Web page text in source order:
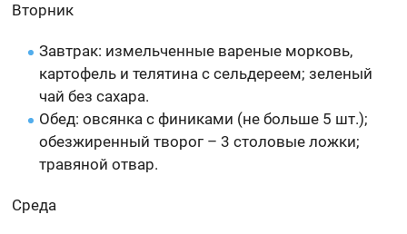
Вторник
Завтрак: измельченные вареные морковь,
картофель и телятина с сельдереем; зеленый
чай без сахара.
Обед: овсянка с финиками (не больше 5 шт.);
обезжиренный творог – 3 столовые ложки;
травяной отвар.
Среда